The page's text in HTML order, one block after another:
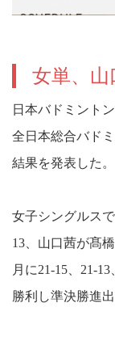
女単、山
日本バドミント
全日本総合バド
結果を発表した。
女子シングルス
13、山口茜が髙
月に21-15、21-
勝利し準決勝進出